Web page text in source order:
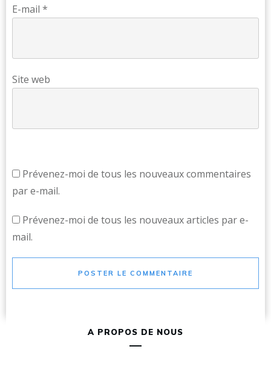
E-mail *
Site web
Prévenez-moi de tous les nouveaux commentaires
par e-mail.
Prévenez-moi de tous les nouveaux articles par e-
mail.
POSTER LE COMMENTAIRE
A PROPOS DE NOUS